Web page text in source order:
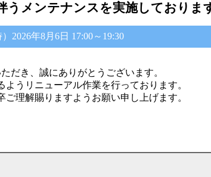
メンテナンスを実施しておりま
2026年8月6日 17:00～19:30
だき、誠にありがとうございます。
うリニューアル作業を行っております。
理解賜りますようお願い申し上げます。